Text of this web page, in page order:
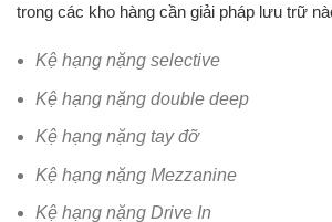
trong các kho hàng cần giải pháp lưu trữ
Kệ hạng nặng selective
Kệ hạng nặng double deep
Kệ hạng nặng tay đỡ
Kệ hạng nặng Mezzanine
Kệ hạng nặng Drive In